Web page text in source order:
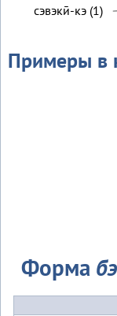
сэвэкӣ-кэ (1)
Примеры в
Форма